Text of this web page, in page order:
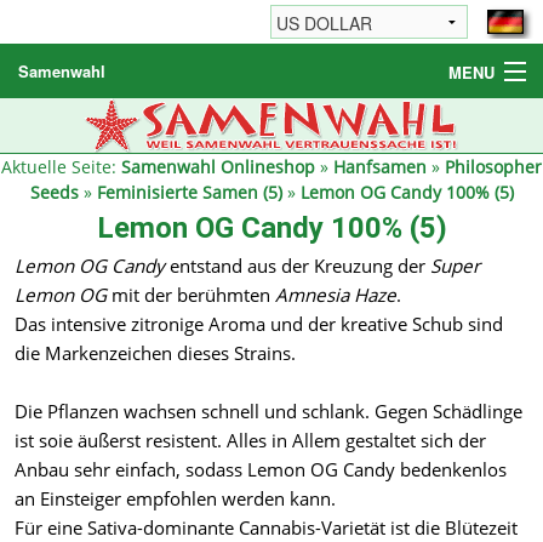
Samenwahl MENU
Hanfsamen
Weitere Produkte
Reseller
Aktuelle Seite: Samenwahl Onlineshop » Hanfsamen » Philosopher
Seeds» Feminisierte Samen (5)» Lemon OG Candy 100% (5)
Lemon OG Candy 100% (5)
Lemon OG Candyentstand aus der Kreuzung der Super
Lemon OGmit der berühmten Amnesia Haze.
Das intensive zitronige Aroma und der kreative Schub sind
die Markenzeichen dieses Strains.
Die Pflanzen wachsen schnell und schlank. Gegen Schädlinge
ist soie äußerst resistent. Alles in Allem gestaltet sich der
Anbau sehr einfach, sodass Lemon OG Candy bedenkenlos
an Einsteiger empfohlen werden kann.
Für eine Sativa-dominante Cannabis-Varietät ist die Blütezeit